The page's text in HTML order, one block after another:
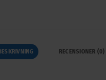
RECENSIONER (0)